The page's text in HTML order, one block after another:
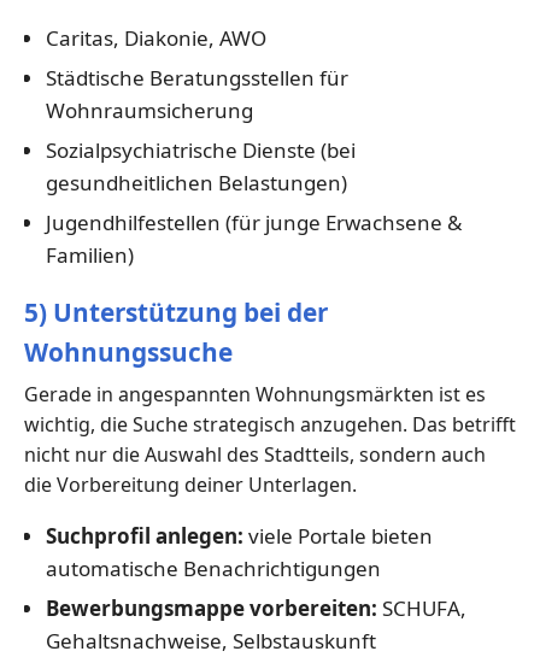
Caritas, Diakonie, AWO
Städtische Beratungsstellen für
Wohnraumsicherung
Sozialpsychiatrische Dienste (bei
gesundheitlichen Belastungen)
Jugendhilfestellen (für junge Erwachsene &
Familien)
5) Unterstützung bei der
Wohnungssuche
Gerade in angespannten Wohnungsmärkten ist es
wichtig, die Suche strategisch anzugehen. Das betrifft
nicht nur die Auswahl des Stadtteils, sondern auch
die Vorbereitung deiner Unterlagen.
Suchprofil anlegen: viele Portale bieten
automatische Benachrichtigungen
Bewerbungsmappe vorbereiten: SCHUFA,
Gehaltsnachweise, Selbstauskunft